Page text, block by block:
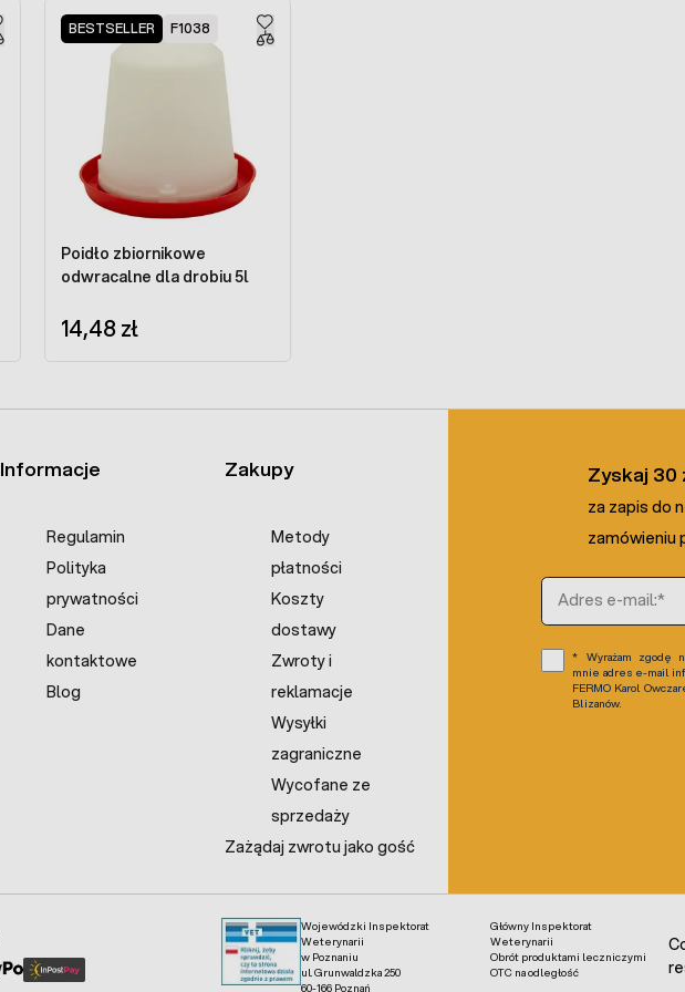
BESTSELLER F1038
Poidło zbiornikowe
odwracalne dla drobiu 5l
14,48 zł
Informacje
Regulamin
Polityka
prywatności
Dane
kontaktowe
Blog
Zakupy
Metody
płatności
Koszty
dostawy
Zwroty i
reklamacje
Wysyłki
zagraniczne
Wycofane ze
sprzedaży
Zażądaj zwrotu jako gość
Zyskaj 30
za zapis do
zamówieniu
Adres e-mail
Wyrażam zgodę
mnie adres e-mail
FERMO Karol
Blizanów.
Wojewódzki Inspektorat
Weterynarii
w Poznaniu
ul. Grunwaldzka 250
60-166 Poznań
Główny Inspektorat
Weterynarii
Obrót produktami leczniczymi
OTC na odległość